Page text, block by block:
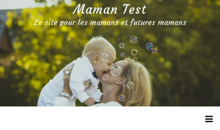
au
contenu
Maman Test
Le site pour les mamans et futures mamans